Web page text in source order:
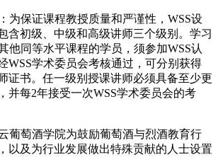
为保证课程教授质量和严谨性，WSS设
含初级、中级和高级讲师三个级别。学习
他同等水平课程的学员，须参加WSS认
WSS学术委员会考核通过，可分别获得
证书。任一级别授课讲师必须具备至少更
并每2年接受一次WSS学术委员会的考
葡萄酒学院为鼓励葡萄酒与烈酒教育行
以及为行业发展做出特殊贡献的人士设置